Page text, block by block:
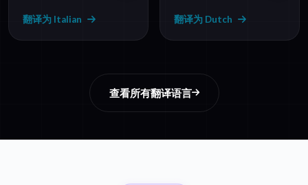
翻译为 Italian 翻译为 Dutch
查看所有翻译语言